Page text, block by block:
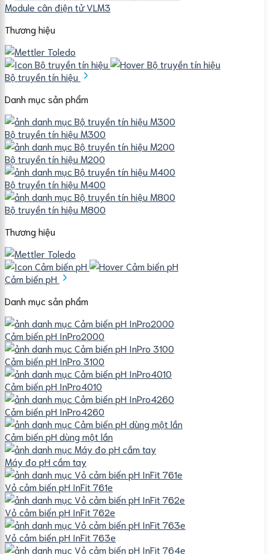
Module cân điện tử VLM3
Thương hiệu
Bộ truyền tín hiệu
Danh mục sản phẩm
Bộ truyền tín hiệu M300
Bộ truyền tín hiệu M200
Bộ truyền tín hiệu M400
Bộ truyền tín hiệu M800
Thương hiệu
Cảm biến pH
Danh mục sản phẩm
Cảm biến pH InPro2000
Cảm biến pH InPro 3100
Cảm biến pH InPro4010
Cảm biến pH InPro4260
Cảm biến pH dùng một lần
Máy đo pH cầm tay
Vỏ cảm biến pH InFit 761e
Vỏ cảm biến pH InFit 762e
Vỏ cảm biến pH InFit 763e